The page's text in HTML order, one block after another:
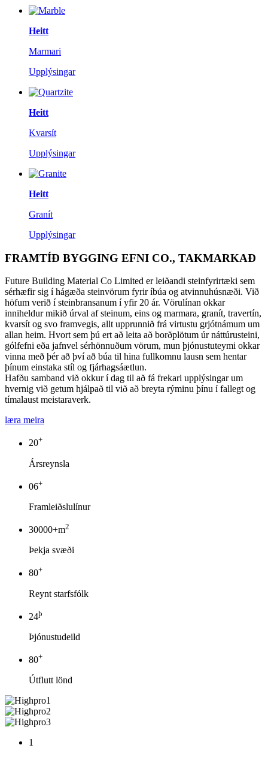
Heitt
Marmari
Upplýsingar
Heitt
Kvarsít
Upplýsingar
Heitt
Granít
Upplýsingar
FRAMTÍÐ BYGGING EFNI CO., TAKMARKAÐ
Future Building Material Co Limited er leiðandi steinfyrirtæki sem
sérhæfir sig í hágæða steinvörum fyrir íbúa og atvinnuhúsnæði. Við
höfum verið í steinbransanum í yfir 20 ár. Vörulínan okkar
inniheldur mikið úrval af steinum, eins og marmara, granít, travertín,
kvarsít og svo framvegis, allt upprunnið frá virtustu grjótnámum um
allan heim. Hvort sem þú ert að leita að borðplötum úr náttúrusteini,
gólfefni eða jafnvel sérhönnuðum vörum, mun þjónustuteymi okkar
vinna með þér að því að búa til hina fullkomnu lausn sem hentar
þínum einstaka stíl og fjárhagsáætlun.
Hafðu samband við okkur í dag til að fá frekari upplýsingar um
hvernig við getum hjálpað til við að breyta rýminu þínu í fallegt og
tímalaust meistaraverk.
læra meira
20+
Ársreynsla
06+
Framleiðslulínur
30000+m2
Þekja svæði
80+
Reynt starfsfólk
24þ
Þjónustudeild
80+
Útflutt lönd
1